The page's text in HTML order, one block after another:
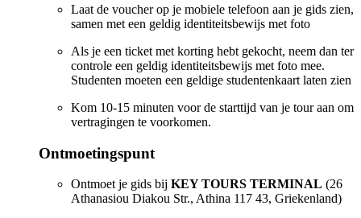
Laat de voucher op je mobiele telefoon aan je gids zien,
samen met een geldig identiteitsbewijs met foto
Als je een ticket met korting hebt gekocht, neem dan ter
controle een geldig identiteitsbewijs met foto mee.
Studenten moeten een geldige studentenkaart laten zien
Kom 10-15 minuten voor de starttijd van je tour aan om
vertragingen te voorkomen.
Ontmoetingspunt
Ontmoet je gids bij KEY TOURS TERMINAL (26
Athanasiou Diakou Str., Athina 117 43, Griekenland)